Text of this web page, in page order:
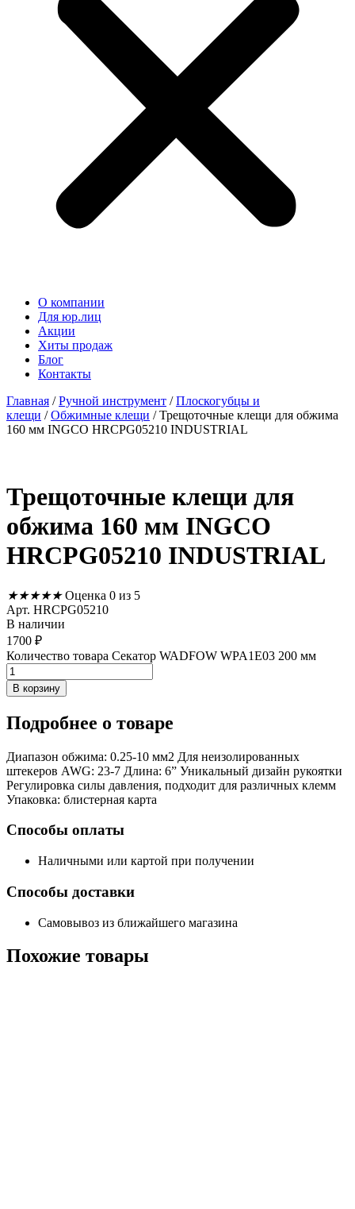
О компании
Для юр.лиц
Акции
Хиты продаж
Блог
Контакты
Главная /Ручной инструмент /Плоскогубцы и
клещи /Обжимные клещи / Трещоточные клещи для обжима
160 мм INGCO HRCPG05210 INDUSTRIAL
Трещоточные клещи для
обжима 160 мм INGCO
HRCPG05210 INDUSTRIAL
★★★★★ Оценка 0 из 5
Арт. HRCPG05210
В наличии
1700 ₽
Количество товара Секатор WADFOW WPA1E03 200 мм
В корзину
Подробнее о товаре
Диапазон обжима: 0.25-10 мм2 Для неизолированных
штекеров AWG: 23-7 Длина: 6” Уникальный дизайн рукоятки
Регулировка силы давления, подходит для различных клемм
Упаковка: блистерная карта
Способы оплаты
Наличными или картой при получении
Способы доставки
Самовывоз из ближайшего магазина
Похожие товары